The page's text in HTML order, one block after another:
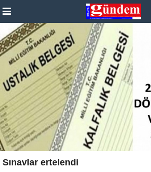
Sınavlar ertelendi